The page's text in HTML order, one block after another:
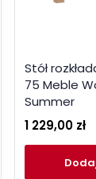
Stół
75 Meble
Summer
1 229,00 zł